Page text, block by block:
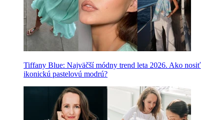
Tiffany Blue: Najväčší módny trend leta 2026. Ako nosiť
ikonickú pastelovú modrú?